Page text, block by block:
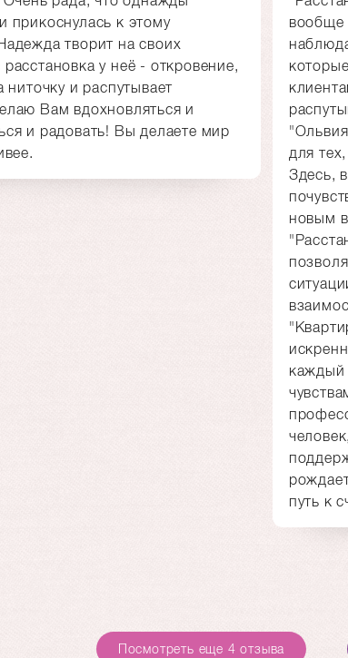
прикоснулась к этому
творит на своих
у неё - откровение,
ниточку и распутывает
Вам вдохновляться и
и радовать! Вы делаете мир
вообще
для
Здесь,
новым
каждый
путь к
Посмотреть еще 4 отзыва